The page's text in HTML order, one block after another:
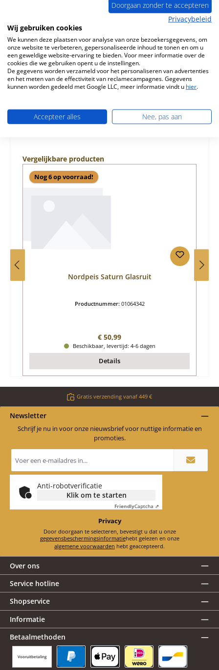
Origineel Achterste muur steen voor de Houtkachel
Nordpeis Saturn Nordpeis Saturn Achterste muur steen
Kerngegevens: Stoo…Meer
Eigenschappen
Informatie over productveiligheid
Productgalerij overslaan
Vergelijkbare producten
Nog 6 op voorraad!
Nordpeis Saturn Glasruit
Productnummer: 01064342
Normale prijs:
€ 50,99
Beschikbaar, levertijd: 4-6 dagen
Details
Gratis verzending vanaf 449 €
Newsletter
Schrijf je nu in voor onze nieuwsbrief voor nuttige informatie en
promoties.
mailadres
*
Anti-robotverificatie
Klik om te starten
FriendlyCaptcha ⇗
Privacy
Door doorgaan te selecteren, bevestigt u dat u onze
gegevensbeschermingsinformatie
hebt gelezen en onze
algemene voorwaarden hebt geaccepteerd.
Over ons
Service hotline
Shopservice
Informatie
Betaalmethoden
Vooruitbetaling
Doorgaan zonder te accepteren
Privacybeleid
Wij gebruiken cookies
We kunnen deze plaatsen voor analyse van onze bezoekersgegevens, om
onze website te verbeteren, gepersonaliseerde inhoud te tonen en om u
een geweldige website-ervaring te bieden. Voor meer informatie over de
cookies die we gebruiken opent u de instellingen.
De gegevens worden verzameld voor het personaliseren van advertenties
en het meten van de effectiviteit van reclamecampagnes. Gegevens
kunnen worden gedeeld met Google LLC, meer informatie vindt u hier.
Accepteer alles Nee, pas aan